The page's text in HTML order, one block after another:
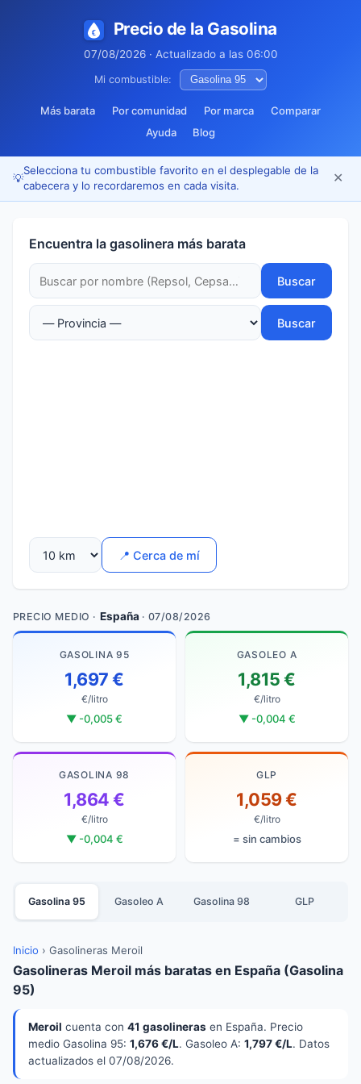
Precio de la Gasolina
07/08/2026 · Actualizado a las 06:00
Mi combustible:
Más barata Por comunidad Por marca
Comparar
Ayuda
Blog
💡
Selecciona tu combustible favorito en el desplegable de la
cabecera y lo recordaremos en cada visita.
✕
Encuentra la gasolinera más barata
Buscar
Buscar
📍 Cerca de mí
PRECIO MEDIO · España · 07/08/2026
GASOLINA 95
1,697 €
€/litro
▼ -0,005 €
GASOLEO A
1,815 €
€/litro
▼ -0,004 €
GASOLINA 98
1,864 €
€/litro
▼ -0,004 €
GLP
1,059 €
€/litro
= sin cambios
Gasolina 95 Gasoleo A Gasolina 98 GLP
Inicio › Gasolineras Meroil
Gasolineras Meroil más baratas en España (Gasolina
95)
Meroil cuenta con 41 gasolineras en España. Precio
medio Gasolina 95: 1,676 €/L. Gasoleo A: 1,797 €/L. Datos
actualizados el 07/08/2026.